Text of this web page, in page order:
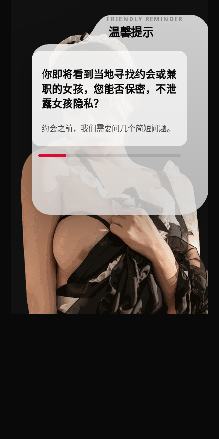
FRIENDLY REMINDER
温馨提示
你即将看到当地寻找约会或兼
职的女孩，您能否保密，不泄
露女孩隐私？
约会之前，我们需要问几个简短问题。